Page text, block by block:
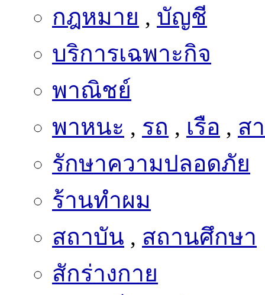
กฎหมาย , บัญชี
บริการเฉพาะกิจ
พาณิชย์
พาหนะ , รถ , เรือ , ส
รักษาความปลอดภัย
ร้านทำผม
สถาบัน , สถานศึกษา
สักร่างกาย